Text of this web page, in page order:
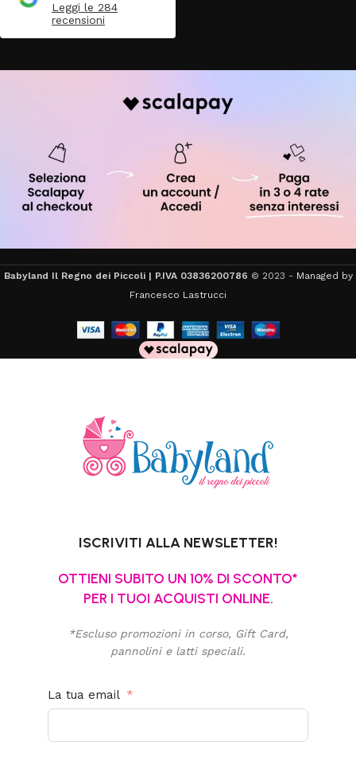
Leggi le 284
recensioni
Babyland Il Regno dei Piccoli | P.IVA 03836200786 © 2023 - Managed by
Francesco Lastrucci
ISCRIVITI ALLA NEWSLETTER!
OTTIENI SUBITO UN 10% DI SCONTO*
PER I TUOI ACQUISTI ONLINE.
*Escluso promozioni in corso, Gift Card,
pannolini e latti speciali.
La tua email